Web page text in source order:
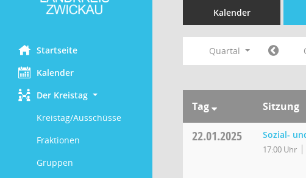
Startseite
Kalender
Der Kreistag
Kreistag/Ausschüsse
Fraktionen
Gruppen
Kalender
Quartal
Tag Sitzung
22.01.2025 Sozial-
17:00 Uhr